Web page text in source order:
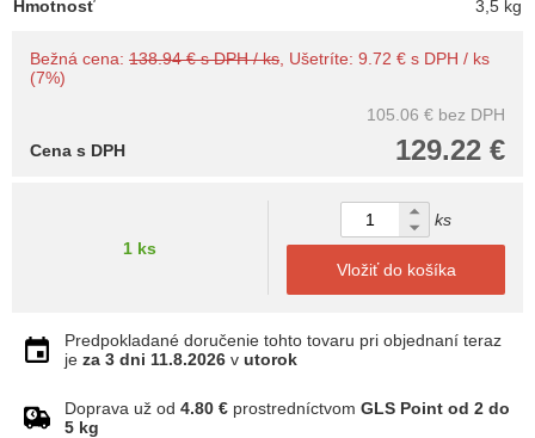
Hmotnosť
3,5 kg
Bežná cena: 138.94 € s DPH / ks , Ušetríte: 9.72 € s DPH / ks
(7%)
105.06 € bez DPH
129.22 €
Cena s DPH
1 ks
ks
Vložiť do košíka
Predpokladané doručenie tohto tovaru pri objednaní teraz
je za 3 dni 11.8.2026 v utorok
Doprava už od 4.80 € prostredníctvom GLS Point od 2 do
5 kg